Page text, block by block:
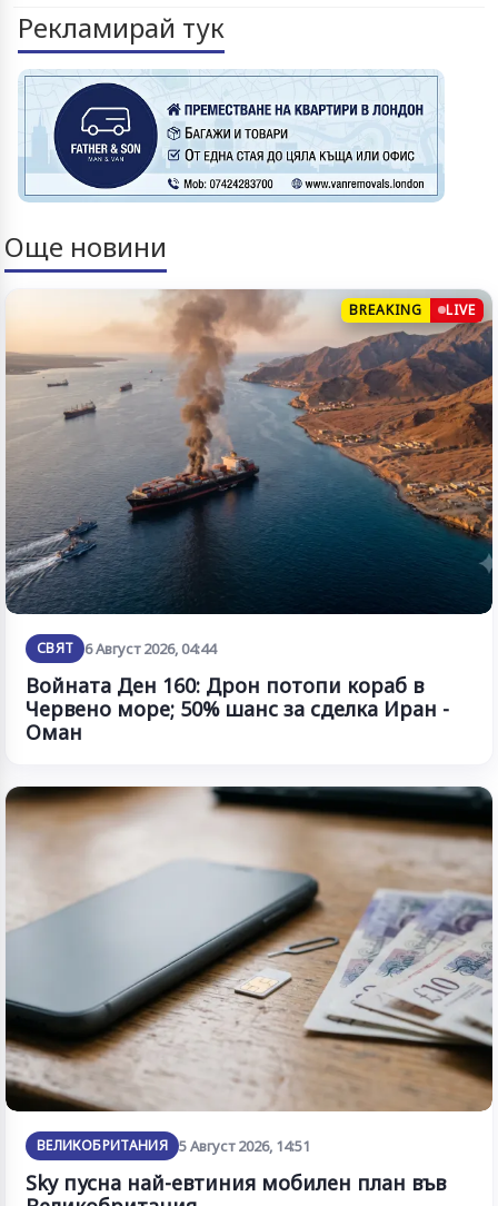
Рекламирай тук
Още новини
BREAKING LIVE
СВЯТ 6 Август 2026, 04:44
Войната Ден 160: Дрон потопи кораб в
Червено море; 50% шанс за сделка Иран -
Оман
ВЕЛИКОБРИТАНИЯ 5 Август 2026, 14:51
Sky пусна най-евтиния мобилен план във